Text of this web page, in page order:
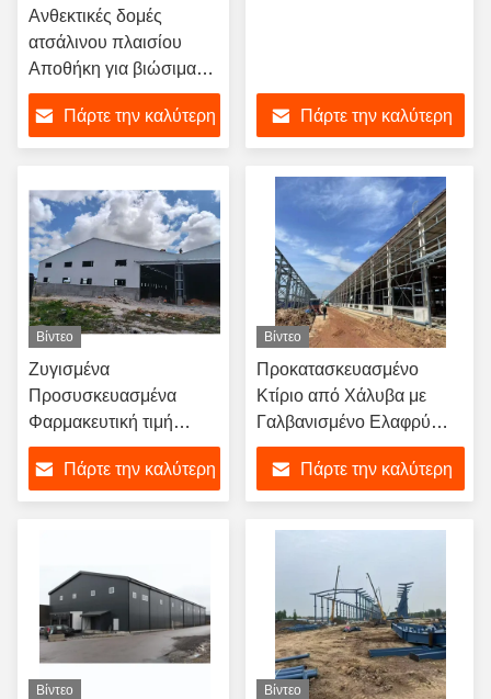
Ανθεκτικές δομές
ατσάλινου πλαισίου
Αποθήκη για βιώσιμα
εμπορικά έργα
Πάρτε την καλύτερη
Πάρτε την καλύτερη
Βίντεο
Ζυγισμένα
Προσυσκευασμένα
Φαρμακευτική τιμή
Χάλυβα για χάλυβα
Φάραμ Χάλυβα
Βιομηχανική δομή
Πάρτε την καλύτερη
Βίντεο
Προκατασκευασμένο
Κτίριο από Χάλυβα με
Γαλβανισμένο Ελαφρύ
Ατσάλινο Σκελετό
Πάρτε την καλύτερη
Βίντεο Βίντεο